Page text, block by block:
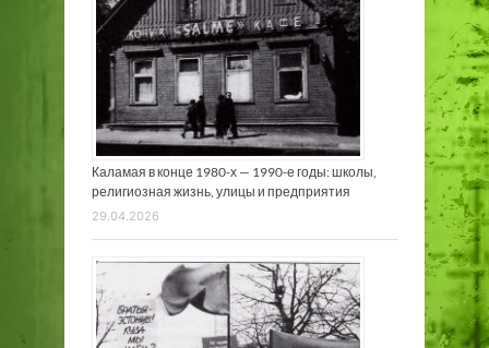
Каламая в конце 1980-х — 1990-е годы: школы,
религиозная жизнь, улицы и предприятия
29.04.2026